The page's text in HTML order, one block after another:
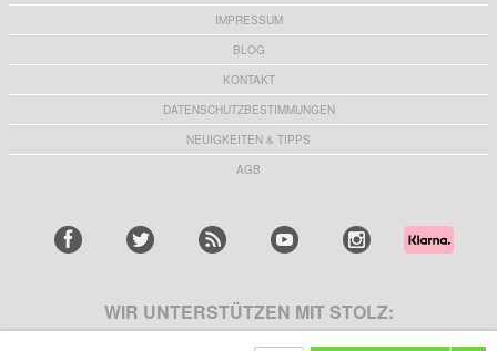
IMPRESSUM
BLOG
KONTAKT
DATENSCHUTZBESTIMMUNGEN
NEUIGKEITEN & TIPPS
AGB
WIR UNTERSTÜTZEN MIT STOLZ: